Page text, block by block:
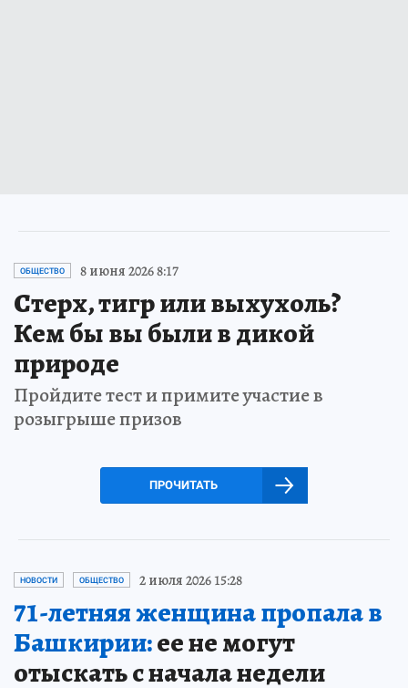
ОБЩЕСТВО 8 июня 2026 8:17
Стерх, тигр или выхухоль?
Кем бы вы были в дикой
природе
Пройдите тест и примите участие в
розыгрыше призов
ПРОЧИТАТЬ
НОВОСТИ ОБЩЕСТВО 2 июля 2026 15:28
71-летняя женщина пропала в
Башкирии:ее не могут
отыскать с начала недели